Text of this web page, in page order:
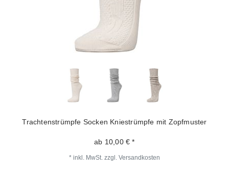
Trachtenstrümpfe Socken Kniestrümpfe mit Zopfmuster
ab 10,00 € *
* inkl. MwSt. zzgl. Versandkosten